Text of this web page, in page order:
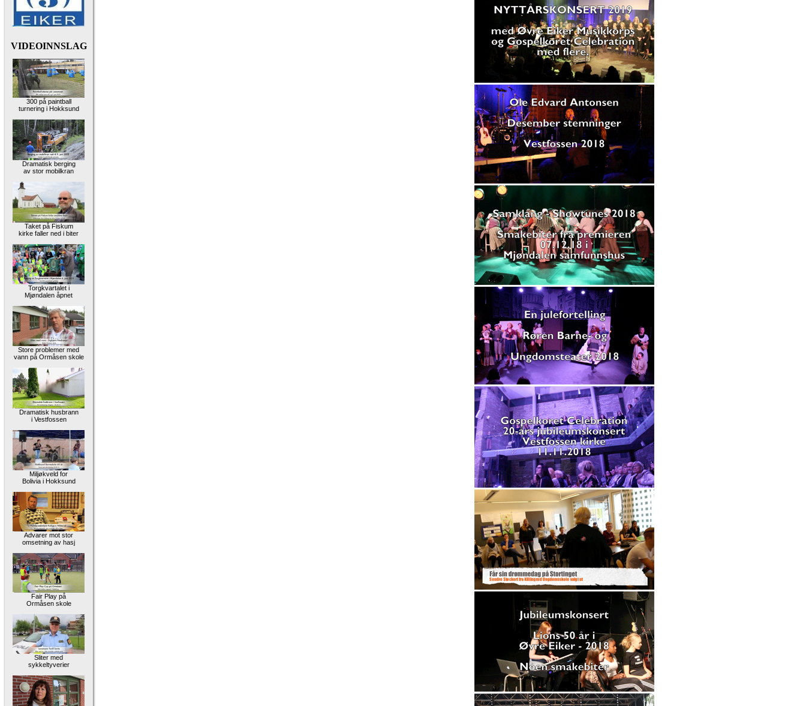
VIDEOINNSLAG
300 på paintball
turnering i Hokksund
Dramatisk berging
av stor mobilkran
Taket på Fiskum
kirke faller ned i biter
Torgkvartalet i
Mjøndalen åpnet
Store problemer med
vann på Ormåsen skole
Dramatisk husbrann
i Vestfossen
Miljøkveld for
Bolivia i Hokksund
Advarer mot stor
omsetning av hasj
Fair Play på
Ormåsen skole
Sliter med
sykkeltyverier